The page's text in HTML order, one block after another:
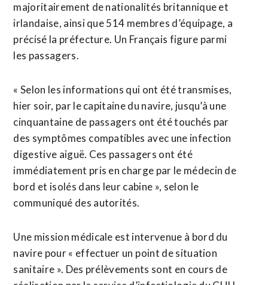
majoritairement de nationalités britannique et
irlandaise, ainsi que 514 membres d’équipage, a
précisé ​la préfecture. Un Français figure parmi
les passagers.
« Selon les informations qui ont été transmises,
hier soir, par le capitaine du navire, jusqu’à une
cinquantaine de passagers ont été touchés par
des symptômes ⁠compatibles avec une infection
digestive aiguë. Ces passagers ont ⁠été
immédiatement pris en charge par le médecin de
bord et isolés dans leur cabine », selon le
communiqué des autorités.
Une mission médicale est intervenue à bord du
navire pour « effectuer un ⁠point ‌de situation
sanitaire ». Des prélèvements sont en cours de